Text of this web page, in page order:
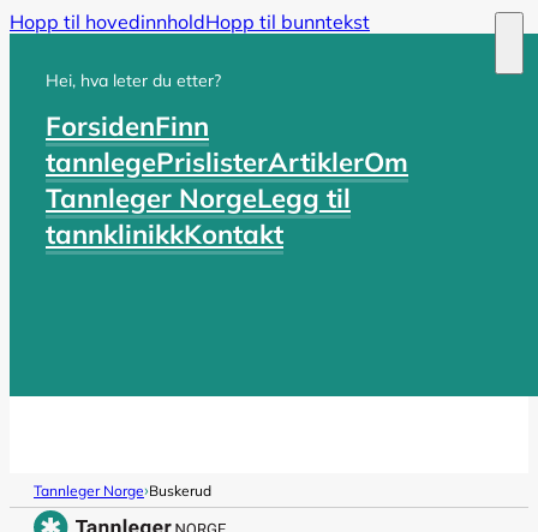
Hopp til hovedinnholdHopp til bunntekst
Hei, hva leter du etter?
ForsidenFinn
tannlegePrislisterArtiklerOm
Tannleger NorgeLegg til
tannklinikkKontakt
Tannleger Norge›Buskerud